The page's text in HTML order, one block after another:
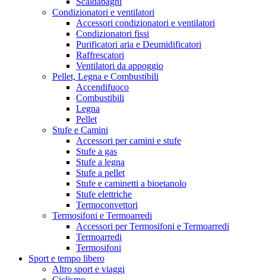
Condizionatori e ventilatori
Accessori condizionatori e ventilatori
Condizionatori fissi
Purificatori aria e Deumidificatori
Raffrescatori
Ventilatori da appoggio
Pellet, Legna e Combustibili
Accendifuoco
Combustibili
Legna
Pellet
Stufe e Camini
Accessori per camini e stufe
Stufe a gas
Stufe a legna
Stufe a pellet
Stufe e caminetti a bioetanolo
Stufe elettriche
Termoconvettori
Termosifoni e Termoarredi
Accessori per Termosifoni e Termoarredi
Termoarredi
Termosifoni
Sport e tempo libero
Altro sport e viaggi